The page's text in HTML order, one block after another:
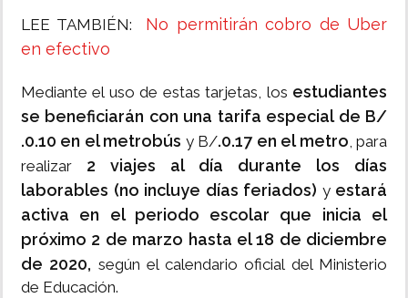
LEE TAMBIÉN: No permitirán cobro de Uber
en efectivo
Mediante el uso de estas tarjetas, los estudiantes
se beneficiarán con una tarifa especial de B/
.0.10 en el metrobús y B/.0.17 en el metro, para
realizar 2 viajes al día durante los días
laborables (no incluye días feriados) y estará
activa en el periodo escolar que inicia el
próximo 2 de marzo hasta el 18 de diciembre
de 2020, según el calendario oficial del Ministerio
de Educación.